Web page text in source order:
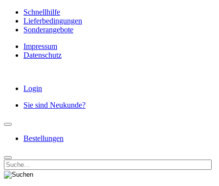
Schnellhilfe
Lieferbedingungen
Sonderangebote
Impressum
Datenschutz
Login
Sie sind Neukunde?
Bestellungen